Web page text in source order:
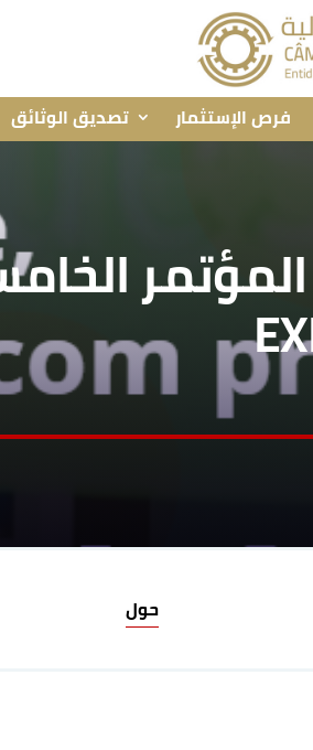
فرص الإستثمار تصديق الوثائق
حول